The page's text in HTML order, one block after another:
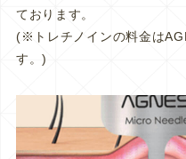
ております。
(※トレチノインの料金は
す。)